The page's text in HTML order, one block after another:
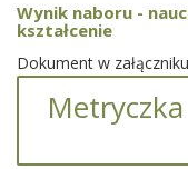
Wynik naboru -
kształcenie
Dokument w załączniku
Metryczka